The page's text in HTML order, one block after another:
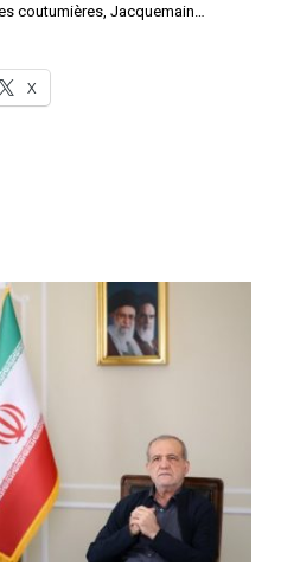
coutumières, Jacquemain…
X